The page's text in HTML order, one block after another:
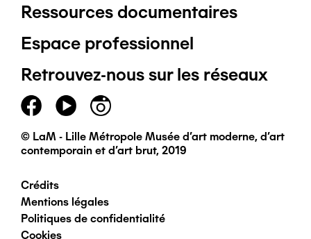
Pied
de
page
principal
Ressources documentaires
Espace professionnel
Retrouvez-nous sur les réseaux
© LaM - Lille Métropole Musée d'art moderne, d'art
contemporain et d'art brut, 2019
Pied
de
Crédits
Mentions légales
Politiques de confidentialité
Cookies